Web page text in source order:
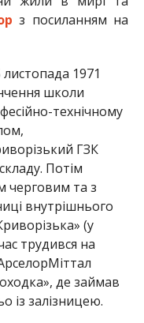
з посиланням на
1971
школи
технічному
ГЗК
Потім
черговим та з
внутрішнього
(у
трудився на
де займав
із залізницею.